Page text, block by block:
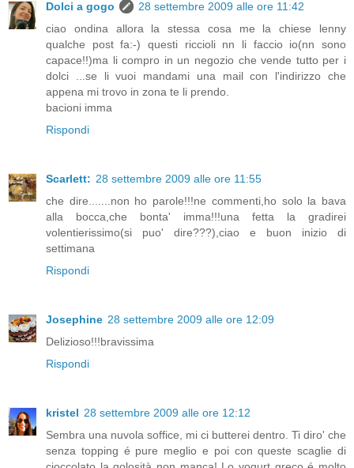
Dolci a gogo
28 settembre 2009 alle ore 11:42
ciao ondina allora la stessa cosa me la chiese lenny
qualche post fa:-) questi riccioli nn li faccio io(nn sono
capace!!)ma li compro in un negozio che vende tutto per i
dolci ...se li vuoi mandami una mail con l'indirizzo che
appena mi trovo in zona te li prendo.
bacioni imma
Rispondi
Scarlett: 28 settembre 2009 alle ore 11:55
che dire.......non ho parole!!!ne commenti,ho solo la bava
alla bocca,che bonta' imma!!!una fetta la gradirei
volentierissimo(si puo' dire???),ciao e buon inizio di
settimana
Rispondi
Josephine 28 settembre 2009 alle ore 12:09
Delizioso!!!bravissima
Rispondi
kristel 28 settembre 2009 alle ore 12:12
Sembra una nuvola soffice, mi ci butterei dentro. Ti diro' che
senza topping é pure meglio e poi con queste scaglie di